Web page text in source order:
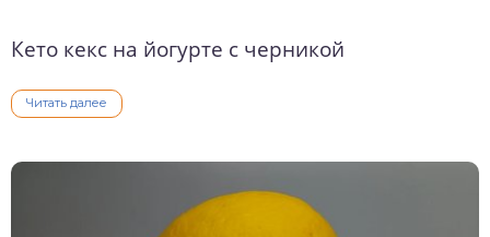
Кето кекс на йогурте с черникой
Читать далее